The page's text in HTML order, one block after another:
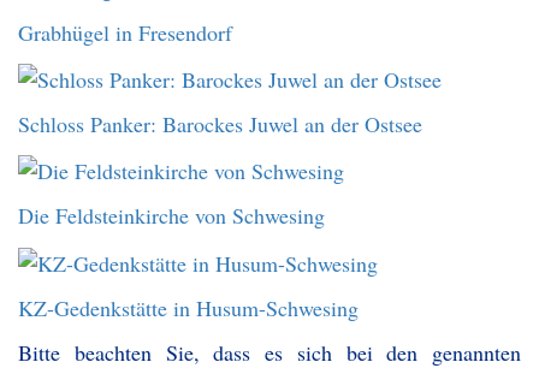
Grabhügel in Fresendorf
Schloss Panker: Barockes Juwel an der Ostsee
Die Feldsteinkirche von Schwesing
KZ-Gedenkstätte in Husum-Schwesing
Bitte beachten Sie, dass es sich bei den genannten